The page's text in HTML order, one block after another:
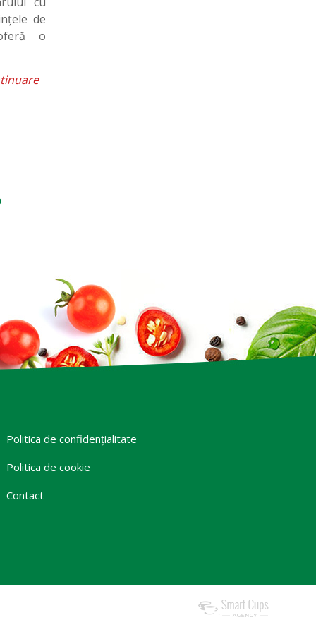
de
o
Politica de confidențialitate
Politica de cookie
Contact